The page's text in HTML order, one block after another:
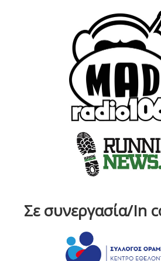
Σε συνεργασία/In